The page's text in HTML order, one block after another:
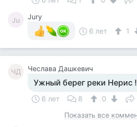
Ju
Jury
6 лет
1
ЧД Чеслава Дашкевич
Ужный берег реки Нерис !
6 лет 8
0
Показать все